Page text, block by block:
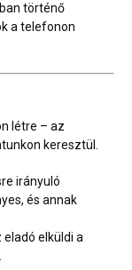
történő
a telefonon
létre – az
keresztül.
irányuló
és annak
elküldi a